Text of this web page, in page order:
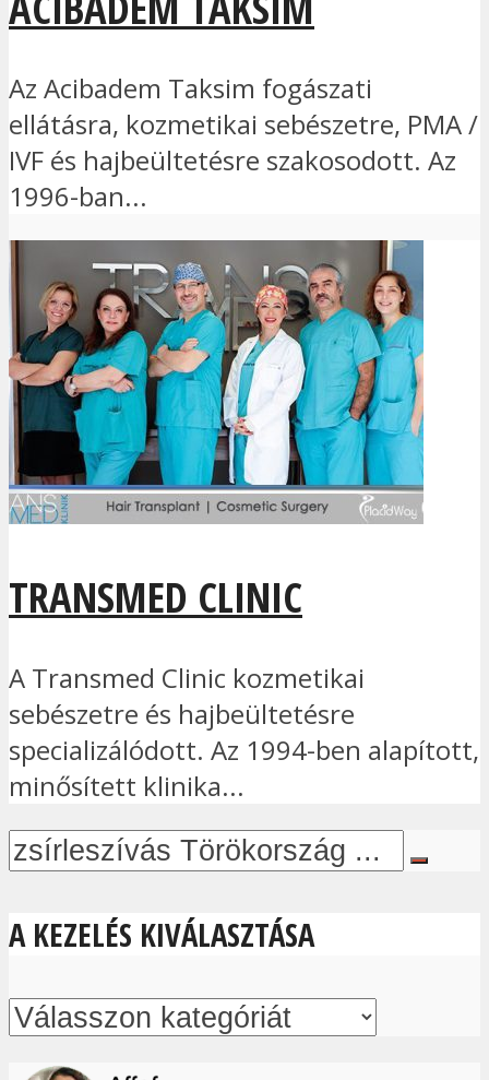
Az Acibadem Taksim fogászati
ellátásra, kozmetikai sebészetre, PMA /
IVF és hajbeültetésre szakosodott. Az
1996-ban...
TRANSMED CLINIC
A Transmed Clinic kozmetikai
sebészetre és hajbeültetésre
specializálódott. Az 1994-ben alapított,
minősített klinika...
A KEZELÉS KIVÁLASZTÁSA